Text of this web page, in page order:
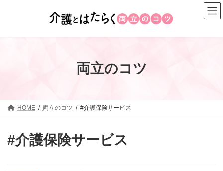
両立のコツ
HOME 両立のコツ #介護保険サービス
#介護保険サービス